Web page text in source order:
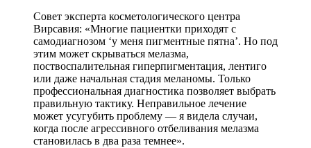
Совет эксперта косметологического центра
Вирсавия: «Многие пациентки приходят с
самодиагнозом ‘у меня пигментные пятна’. Но под
этим может скрываться мелазма,
поствоспалительная гиперпигментация, лентиго
или даже начальная стадия меланомы. Только
профессиональная диагностика позволяет выбрать
правильную тактику. Неправильное лечение
может усугубить проблему — я видела случаи,
когда после агрессивного отбеливания мелазма
становилась в два раза темнее».